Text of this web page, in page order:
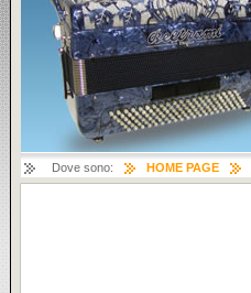
Dove sono: HOME PAGE